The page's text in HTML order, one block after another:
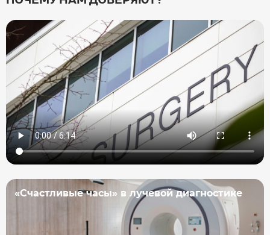
«Счастливые часы» в лучевой диагностике